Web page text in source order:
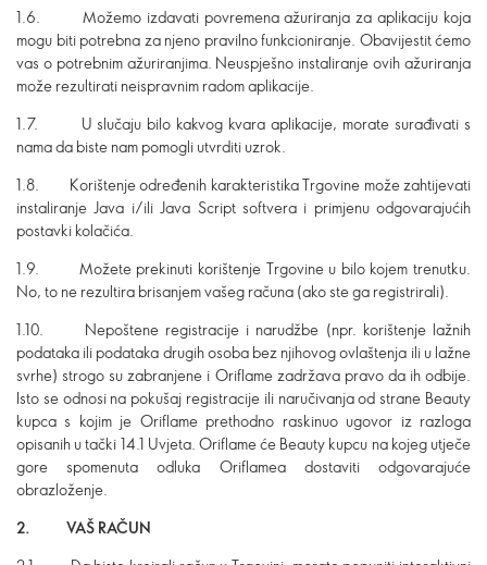
1.6. Možemo izdavati povremena ažuriranja za aplikaciju koja
mogu biti potrebna za njeno pravilno funkcioniranje. Obavijestit ćemo
vas o potrebnim ažuriranjima. Neuspješno instaliranje ovih ažuriranja
može rezultirati neispravnim radom aplikacije.
1.7. U slučaju bilo kakvog kvara aplikacije, morate surađivati s
nama da biste nam pomogli utvrditi uzrok.
1.8. Korištenje određenih karakteristika Trgovine može zahtijevati
instaliranje Java i/ili Java Script softvera i primjenu odgovarajućih
postavki kolačića.
1.9. Možete prekinuti korištenje Trgovine u bilo kojem trenutku.
No, to ne rezultira brisanjem vašeg računa (ako ste ga registrirali).
1.10. Nepoštene registracije i narudžbe (npr. korištenje lažnih
podataka ili podataka drugih osoba bez njihovog ovlaštenja ili u lažne
svrhe) strogo su zabranjene i Oriflame zadržava pravo da ih odbije.
Isto se odnosi na pokušaj registracije ili naručivanja od strane Beauty
kupca s kojim je Oriflame prethodno raskinuo ugovor iz razloga
opisanih u tački 14.1 Uvjeta. Oriflame će Beauty kupcu na kojeg utječe
gore spomenuta odluka Oriflamea dostaviti odgovarajuće
obrazloženje.
2. VAŠ RAČUN